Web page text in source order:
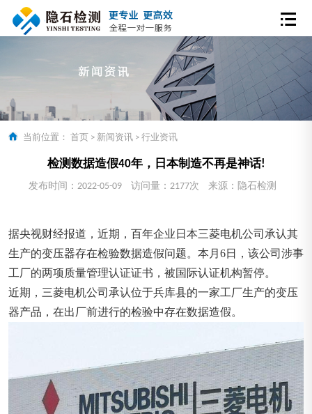
当前位置： 首页 > 新闻资讯 > 行业资讯
检测数据造假40年，日本制造不再是神话!
发布时间：2022-05-09 访问量：2177次 来源：隐石检测
据央视财经报道，近期，百年企业日本三菱电机公司承认其
生产的变压器存在检验数据造假问题。本月6日，该公司涉事
工厂的两项质量管理认证证书，被国际认证机构暂停。
近期，三菱电机公司承认位于兵库县的一家工厂生产的变压
器产品，在出厂前进行的检验中存在数据造假。